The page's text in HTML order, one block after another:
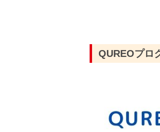
QUREOプロ